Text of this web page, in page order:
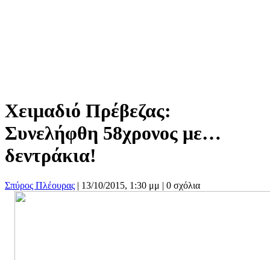
Χειμαδιό Πρέβεζας:
Συνελήφθη 58χρονος με…
δεντράκια!
Σπύρος Πλέουρας | 13/10/2015, 1:30 μμ | 0 σχόλια